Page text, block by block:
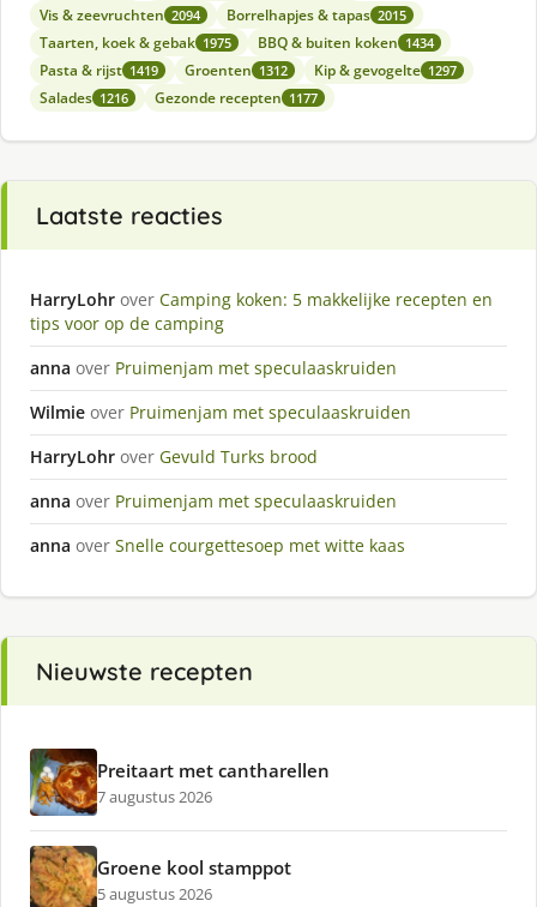
Vis & zeevruchten 2094 Borrelhapjes & tapas 2015
Taarten, koek & gebak 1975 BBQ & buiten koken 1434
Pasta & rijst 1419 Groenten 1312 Kip & gevogelte 1297
Salades 1216 Gezonde recepten 1177
Laatste reacties
HarryLohr over Camping koken: 5 makkelijke recepten en
tips voor op de camping
anna over Pruimenjam met speculaaskruiden
Wilmie over Pruimenjam met speculaaskruiden
HarryLohr over Gevuld Turks brood
anna over Pruimenjam met speculaaskruiden
anna over Snelle courgettesoep met witte kaas
Nieuwste recepten
Preitaart met cantharellen
7 augustus 2026
Groene kool stamppot
5 augustus 2026